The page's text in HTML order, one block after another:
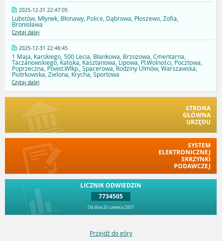
2025-12-31 22:47:05
Lubstów, Młynek, Błonawy, Police, Dąbrowa, Płoszewo, Zofia,
Bronisława
Czytaj dalej
2025-12-31 22:46:45
1 Maja, Karskiego, 500 Lecia, Błankowa, Brzozowa, Cmentarna,
Taczanowskiego, Kaliska, Kasztanowa, Lipowa, Pl.Wolności, Pocztowa,
Poprzeczna, Powst.Wlkp., Spacerowa, Rodziny Ulmów, Warszawska,
Piotrkowska, Zielona, Krycha, Sportowa
Czytaj dalej
STRONA
GŁÓWNA
URZĘDU
SYSTEM
ELEKTRONICZNEJ
SKRZYNKI
PODAWCZEJ
LICZNIK ODWIEDZIN
7734505
Od dnia 26 czerwca 2007
Przejdź do góry